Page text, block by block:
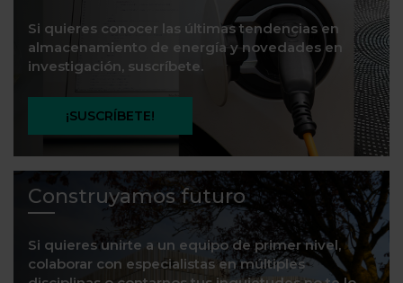
Si quieres conocer las últimas tendencias en
almacenamiento de energía y novedades en
investigación, suscríbete.
¡SUSCRÍBETE!
Construyamos futuro
Si quieres unirte a un equipo de primer nivel,
colaborar con especialistas en múltiples